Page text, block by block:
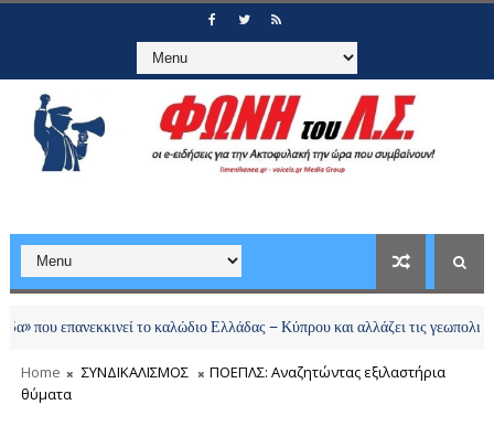
το καλώδιο Ελλάδας – Κύπρου και αλλάζει τις γεωπολιτικές
Home ΣΥΝΔΙΚΑΛΙΣΜΟΣ
ΠΟΕΠΛΣ: Αναζητώντας εξιλαστήρια
θύματα